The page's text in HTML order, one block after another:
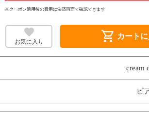
※クーポン適用後の費用は決済画面で確認できます
お気に入り shopping_cart カート
cream
ピ